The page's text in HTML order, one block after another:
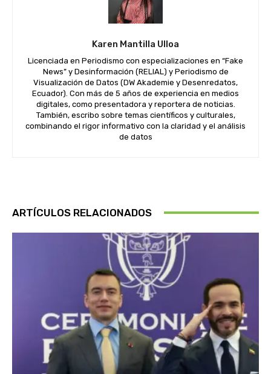
Karen Mantilla Ulloa
Licenciada en Periodismo con especializaciones en “Fake
News” y Desinformación (RELIAL) y Periodismo de
Visualización de Datos (DW Akademie y Desenredatos,
Ecuador). Con más de 5 años de experiencia en medios
digitales, como presentadora y reportera de noticias.
También, escribo sobre temas científicos y culturales,
combinando el rigor informativo con la claridad y el análisis
de datos
ARTÍCULOS RELACIONADOS